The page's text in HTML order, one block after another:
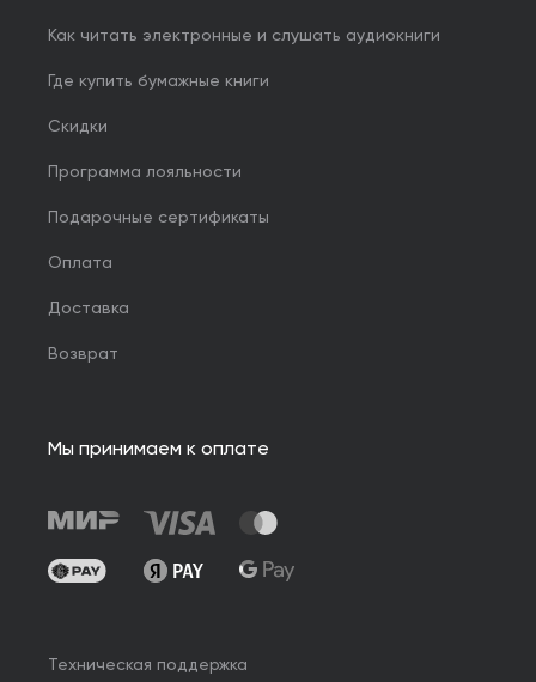
Как читать электронные и слушать аудиокниги
Где купить бумажные книги
Скидки
Программа лояльности
Подарочные сертификаты
Оплата
Доставка
Возврат
Мы принимаем к оплате
Техническая поддержка